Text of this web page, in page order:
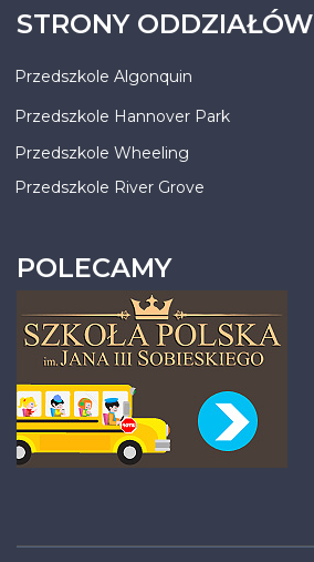
STRONY ODDZIAŁÓW
Przedszkole Algonquin
Przedszkole Hannover Park
Przedszkole Wheeling
Przedszkole River Grove
POLECAMY